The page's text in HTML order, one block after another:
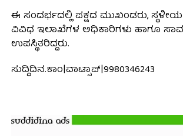
ಈ ಸಂದರ್ಭದಲ್ಲಿ ಪಕ್ಷದ ಮುಖಂಡರು,
ವಿವಿಧ ಇಲಾಖೆಗಳ ಅಧಿಕಾರಿಗಳು ಹಾಗೂ
ಉಪಸ್ಥಿತರಿದ್ದರು.
ಸುದ್ದಿದಿನ.ಕಾಂ|ವಾಟ್ಸಾಪ್|9980346243